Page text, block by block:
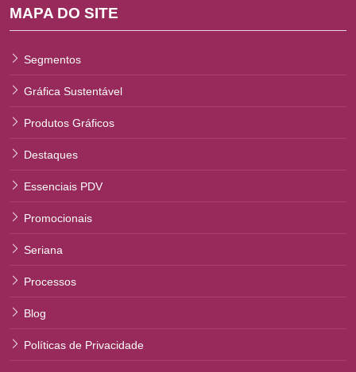
MAPA DO SITE
Segmentos
Gráfica Sustentável
Produtos Gráficos
Destaques
Essenciais PDV
Promocionais
Seriana
Processos
Blog
Políticas de Privacidade